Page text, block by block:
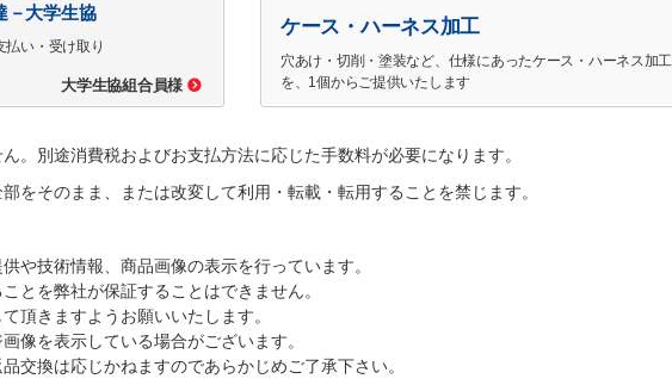
－大学生協
払い・受け取り
大学生協組合員様
ケース・ハーネス加工
穴あけ・切削・塗装など、仕様にあったケース・ハーネス加工
を、1個からご提供いたします
別途消費税およびお支払方法に応じた手数料が必要になります。
そのまま、または改変して利用・転載・転用することを禁じます。
や技術情報、商品画像の表示を行っています。
とを弊社が保証することはできません。
頂きますようお願いいたします。
像を表示している場合がございます。
交換は応じかねますのであらかじめご了承下さい。